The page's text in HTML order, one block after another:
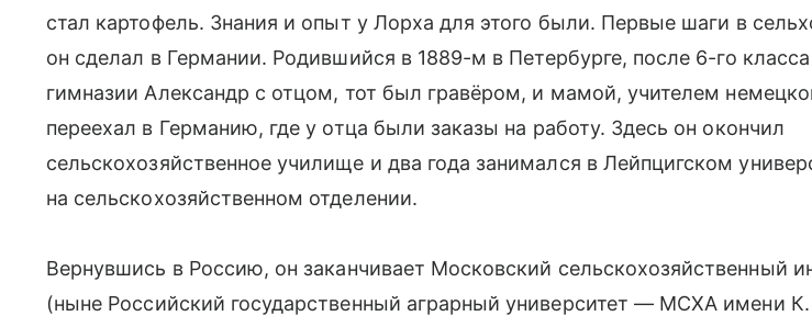
стал картофель. Знания и опыт у Лорха для этого были. Первые шаги в
он сделал в Германии. Родившийся в 1889-м в Петербурге, после 6-го класса
гимназии Александр с отцом, тот был гравёром, и мамой, учителем
переехал в Германию, где у отца были заказы на работу. Здесь он окончил
сельскохозяйственное училище и два года занимался в Лейпцигском
на сельскохозяйственном отделении.
Вернувшись в Россию, он заканчивает Московский сельскохозяйственный
(ныне Российский государственный аграрный университет — МСХА имени